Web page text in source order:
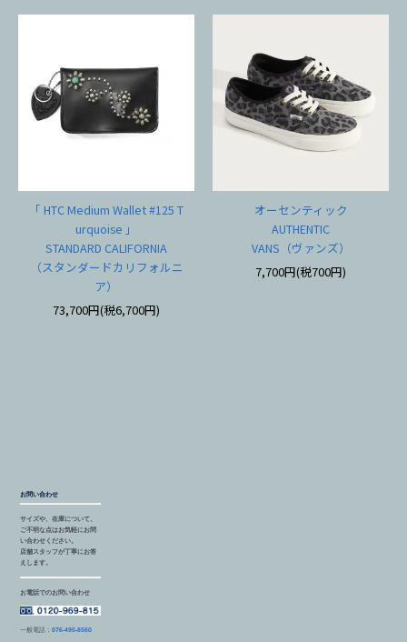
「 HTC Medium Wallet #125 T
urquoise 」
STANDARD CALIFORNIA
（スタンダードカリフォルニ
ア）
73,700円(税6,700円)
オーセンティック
AUTHENTIC
VANS（ヴァンズ）
7,700円(税700円)
お問い合わせ
サイズや、在庫について、
ご不明な点はお気軽にお問
い合わせください。
店舗スタッフが丁寧にお答
えします。
お電話でのお問い合わせ
一般電話：076-495-8560